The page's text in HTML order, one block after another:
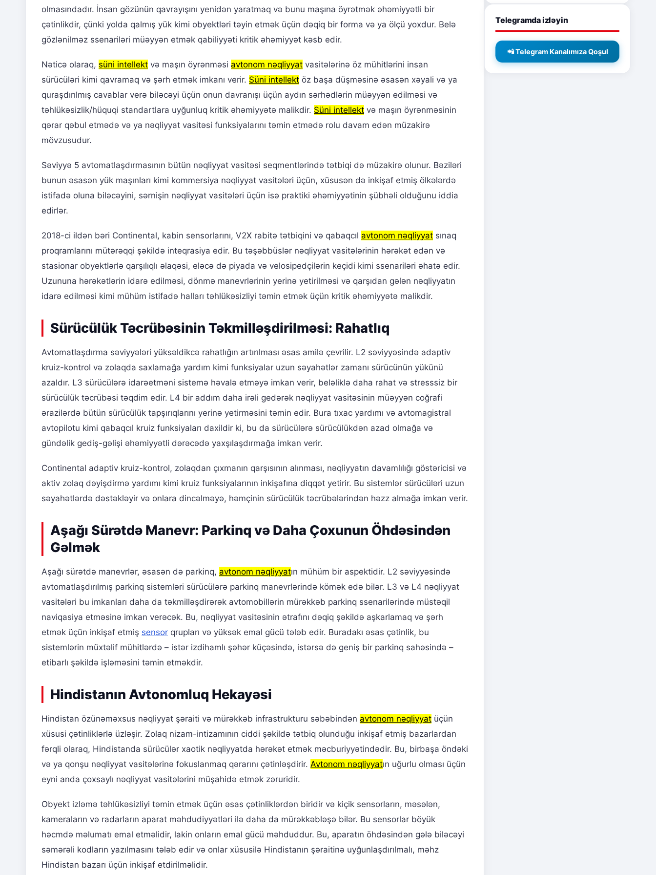
olmasındadır. İnsan gözünün qavrayışını yenidən yaratmaq və bunu maşına öyrətmək əhəmiyyətli bir
çətinlikdir, çünki yolda qalmış yük kimi obyektləri təyin etmək üçün dəqiq bir forma və ya ölçü yoxdur. Belə
gözlənilməz ssenariləri müəyyən etmək qabiliyyəti kritik əhəmiyyət kəsb edir.
Nəticə olaraq, süni intellekt və maşın öyrənməsi avtonom nəqliyyat vasitələrinə öz mühitlərini insan
sürücüləri kimi qavramaq və şərh etmək imkanı verir. Süni intellekt öz başa düşməsinə əsasən xəyali və ya
quraşdırılmış cavablar verə biləcəyi üçün onun davranışı üçün aydın sərhədlərin müəyyən edilməsi və
təhlükəsizlik/hüquqi standartlara uyğunluq kritik əhəmiyyətə malikdir. Süni intellekt və maşın öyrənməsinin
qərar qəbul etmədə və ya nəqliyyat vasitəsi funksiyalarını təmin etmədə rolu davam edən müzakirə
mövzusudur.
Səviyyə 5 avtomatlaşdırmasının bütün nəqliyyat vasitəsi seqmentlərində tətbiqi də müzakirə olunur. Bəziləri
bunun əsasən yük maşınları kimi kommersiya nəqliyyat vasitələri üçün, xüsusən də inkişaf etmiş ölkələrdə
istifadə oluna biləcəyini, sərnişin nəqliyyat vasitələri üçün isə praktiki əhəmiyyətinin şübhəli olduğunu iddia
edirlər.
2018-ci ildən bəri Continental, kabin sensorlarını, V2X rabitə tətbiqini və qabaqcıl avtonom nəqliyyat sınaq
proqramlarını mütərəqqi şəkildə inteqrasiya edir. Bu təşəbbüslər nəqliyyat vasitələrinin hərəkət edən və
stasionar obyektlərlə qarşılıqlı əlaqəsi, eləcə də piyada və velosipedçilərin keçidi kimi ssenariləri əhatə edir.
Uzununa hərəkətlərin idarə edilməsi, dönmə manevrlərinin yerinə yetirilməsi və qarşıdan gələn nəqliyyatın
idarə edilməsi kimi mühüm istifadə halları təhlükəsizliyi təmin etmək üçün kritik əhəmiyyətə malikdir.
Sürücülük Təcrübəsinin Təkmilləşdirilməsi: Rahatlıq
Avtomatlaşdırma səviyyələri yüksəldikcə rahatlığın artırılması əsas amilə çevrilir. L2 səviyyəsində adaptiv
kruiz-kontrol və zolaqda saxlamağa yardım kimi funksiyalar uzun səyahətlər zamanı sürücünün yükünü
azaldır. L3 sürücülərə idarəetməni sistemə həvalə etməyə imkan verir, beləliklə daha rahat və stresssiz bir
sürücülük təcrübəsi təqdim edir. L4 bir addım daha irəli gedərək nəqliyyat vasitəsinin müəyyən coğrafi
ərazilərdə bütün sürücülük tapşırıqlarını yerinə yetirməsini təmin edir. Bura tıxac yardımı və avtomagistral
avtopilotu kimi qabaqcıl kruiz funksiyaları daxildir ki, bu da sürücülərə sürücülükdən azad olmağa və
gündəlik gediş-gəlişi əhəmiyyətli dərəcədə yaxşılaşdırmağa imkan verir.
Continental adaptiv kruiz-kontrol, zolaqdan çıxmanın qarşısının alınması, nəqliyyatın davamlılığı göstəricisi və
aktiv zolaq dəyişdirmə yardımı kimi kruiz funksiyalarının inkişafına diqqət yetirir. Bu sistemlər sürücüləri uzun
səyahətlərdə dəstəkləyir və onlara dincəlməyə, həmçinin sürücülük təcrübələrindən həzz almağa imkan verir.
Aşağı Sürətdə Manevr: Parkinq və Daha Çoxunun Öhdəsindən
Gəlmək
Aşağı sürətdə manevrlər, əsasən də parkinq, avtonom nəqliyyatın mühüm bir aspektidir. L2 səviyyəsində
avtomatlaşdırılmış parkinq sistemləri sürücülərə parkinq manevrlərində kömək edə bilər. L3 və L4 nəqliyyat
vasitələri bu imkanları daha da təkmilləşdirərək avtomobillərin mürəkkəb parkinq ssenarilərində müstəqil
naviqasiya etməsinə imkan verəcək. Bu, nəqliyyat vasitəsinin ətrafını dəqiq şəkildə aşkarlamaq və şərh
etmək üçün inkişaf etmiş sensor qrupları və yüksək emal gücü tələb edir. Buradakı əsas çətinlik, bu
sistemlərin müxtəlif mühitlərdə – istər izdihamlı şəhər küçəsində, istərsə də geniş bir parkinq sahəsində –
etibarlı şəkildə işləməsini təmin etməkdir.
Hindistanın Avtonomluq Hekayəsi
Hindistan özünəməxsus nəqliyyat şəraiti və mürəkkəb infrastrukturu səbəbindən avtonom nəqliyyat üçün
xüsusi çətinliklərlə üzləşir. Zolaq nizam-intizamının ciddi şəkildə tətbiq olunduğu inkişaf etmiş bazarlardan
fərqli olaraq, Hindistanda sürücülər xaotik nəqliyyatda hərəkət etmək məcburiyyətindədir. Bu, birbaşa öndəki
və ya qonşu nəqliyyat vasitələrinə fokuslanmaq qərarını çətinləşdirir. Avtonom nəqliyyatın uğurlu olması üçün
eyni anda çoxsaylı nəqliyyat vasitələrini müşahidə etmək zəruridir.
Obyekt izləmə təhlükəsizliyi təmin etmək üçün əsas çətinliklərdən biridir və kiçik sensorların, məsələn,
kameraların və radarların aparat məhdudiyyətləri ilə daha da mürəkkəbləşə bilər. Bu sensorlar böyük
həcmdə məlumatı emal etməlidir, lakin onların emal gücü məhduddur. Bu, aparatın öhdəsindən gələ biləcəyi
səmərəli kodların yazılmasını tələb edir və onlar xüsusilə Hindistanın şəraitinə uyğunlaşdırılmalı, məhz
Hindistan bazarı üçün inkişaf etdirilməlidir.
Telegramda izləyin
📲 Telegram Kanalımıza Qoşul